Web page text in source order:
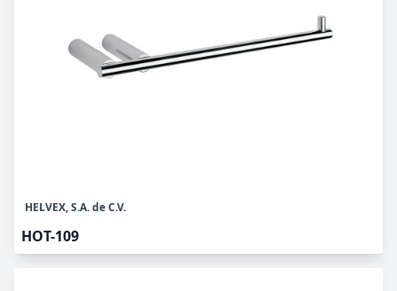
HELVEX, S.A. de C.V.
HOT-109